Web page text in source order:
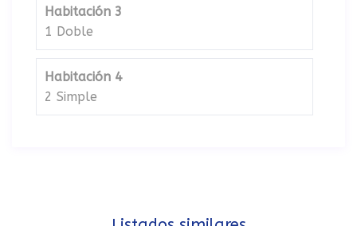
Habitación 3
1 Doble
Habitación 4
2 Simple